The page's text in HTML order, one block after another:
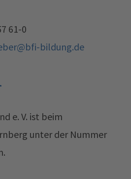
61-0
bildung.de
e. V. ist beim
unter der Nummer